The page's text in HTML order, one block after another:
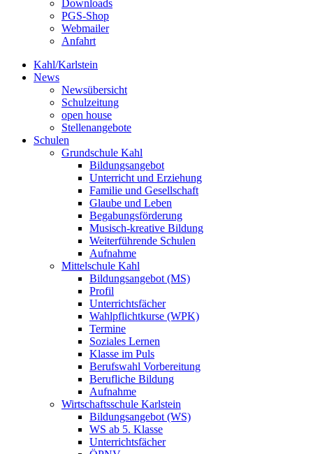
Downloads
PGS-Shop
Webmailer
Anfahrt
Kahl/Karlstein
News
Newsübersicht
Schulzeitung
open house
Stellenangebote
Schulen
Grundschule Kahl
Bildungsangebot
Unterricht und Erziehung
Familie und Gesellschaft
Glaube und Leben
Begabungsförderung
Musisch-kreative Bildung
Weiterführende Schulen
Aufnahme
Mittelschule Kahl
Bildungsangebot (MS)
Profil
Unterrichtsfächer
Wahlpflichtkurse (WPK)
Termine
Soziales Lernen
Klasse im Puls
Berufswahl Vorbereitung
Berufliche Bildung
Aufnahme
Wirtschaftsschule Karlstein
Bildungsangebot (WS)
WS ab 5. Klasse
Unterrichtsfächer